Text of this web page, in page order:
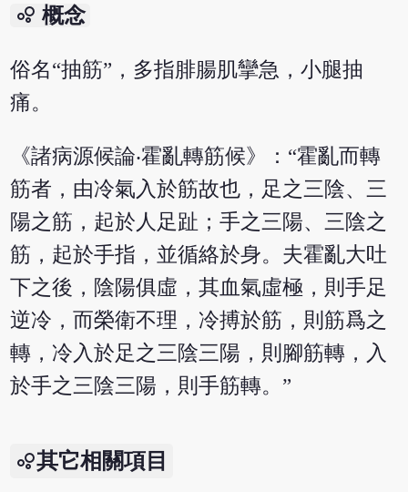
bubble_chart 概念
俗名“抽筋”，多指腓腸肌攣急，小腿抽
痛。
《諸病源候論‧霍亂轉筋候》：“霍亂而轉
筋者，由冷氣入於筋故也，足之三陰、三
陽之筋，起於人足趾；手之三陽、三陰之
筋，起於手指，並循絡於身。夫霍亂大吐
下之後，陰陽俱虛，其血氣虛極，則手足
逆冷，而榮衛不理，冷搏於筋，則筋爲之
轉，冷入於足之三陰三陽，則腳筋轉，入
於手之三陰三陽，則手筋轉。”
其它相關項目